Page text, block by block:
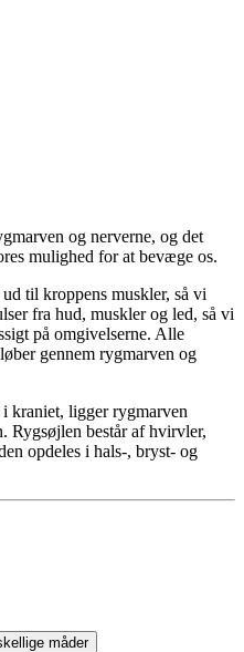
og nerverne, og det
mulighed for at bevæge os.
til kroppens muskler, så vi
fra hud, muskler og led, så vi
på omgivelserne. Alle
gennem rygmarven og
kraniet, ligger rygmarven
Rygsøjlen består af hvirvler,
opdeles i hals-, bryst- og
måder